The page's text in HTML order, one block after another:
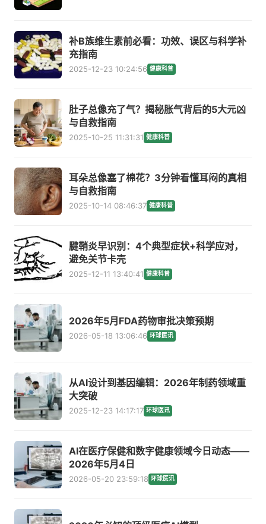
补B族维生素前必看：功效、误区与科学补
充指南
2025-12-23 10:24:56 健康科普
肚子总像充了气？揭秘胀气背后的5大元凶
与自救指南
2025-10-25 11:31:31 健康科普
耳朵总像塞了棉花？3分钟看懂耳闷的真相
与自救指南
2025-10-14 08:46:37 健康科普
腱鞘炎早识别：4个典型症状+科学应对，
避免关节卡壳
2025-12-11 13:40:41 健康科普
2026年5月FDA药物审批决策预期
2026-05-18 13:06:46 环球医讯
从AI设计到基因编辑：2026年制药领域重
大突破
2025-12-23 14:17:17 环球医讯
AI在医疗保健和数字健康领域今日动态——
2026年5月4日
2026-05-20 23:59:18 环球医讯